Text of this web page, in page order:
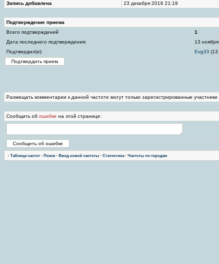
Запись добавлена 23 декабря 2018 21:19
Подтверждение приема
Всего подтверждений
1
Дата последнего подтверждения:
13
Подтвердил(и):
Evg33 (13
Размещать комментарии к данной частоте могут только зарегистрированные
Сообщить об ошибке на этой странице:
· Таблица частот · Поиск · Ввод новой частоты · Статистика· Частоты по городам